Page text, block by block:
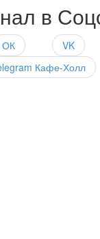
в
ОК
VK
Кафе-Холл